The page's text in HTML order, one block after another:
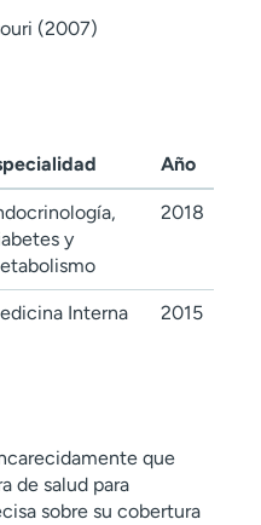
(2007)
Año
y
2018
Interna 2015
que
de salud para
sobre su cobertura